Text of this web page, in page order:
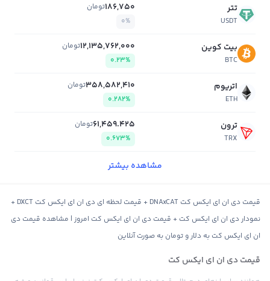
تتر
USDT
186,750تومان
0%
بیت کوین
BTC
12,135,762,000تومان
0.23%
اتریوم
ETH
358,582,410تومان
0.282%
ترون
TRX
61,459.425تومان
0.673%
مشاهده بیشتر
قیمت دی ان ای ایکس کت DNAxCAT + قیمت لحظه ای دی ان ای ایکس کت DXCT +
نمودار دی ان ای ایکس کت + قیمت دی ان ای ایکس کت امروز | مشاهده قیمت دی
ان ای ایکس کت به دلار و تومان به صورت آنلاین
قیمت دی ان ای ایکس کت